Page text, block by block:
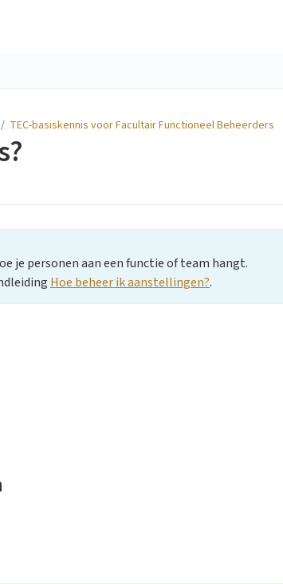
/ TEC-basiskennis voor Facultair Functioneel Beheerders
je personen aan een functie of team hangt.
Hoe beheer ik aanstellingen?.